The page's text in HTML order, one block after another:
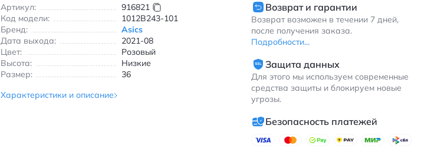
Артикул:
916821
Код модели:
1012B243-101
Бренд:
Asics
Дата выхода:
2021-08
Цвет:
Розовый
Высота:
Низкие
Размер:
36
Характеристики и описание
Возврат и гарантии
Возврат возможен в течении 7 дней,
после получения заказа.
Подробности...
Защита данных
Для этого мы используем современные
средства защиты и блокируем новые
угрозы.
Безопасность платежей